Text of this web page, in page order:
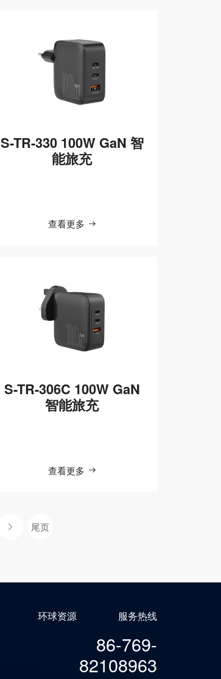
S-TR-330 100W GaN 智
能旅充
查看更多
S-TR-306C 100W GaN
智能旅充
查看更多
尾页
环球资源 服务热线
86-769-
82108963